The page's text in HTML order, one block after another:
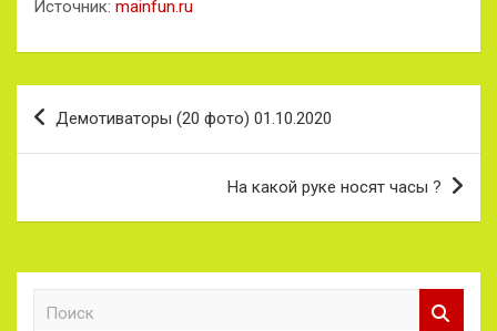
Источник: mainfun.ru
Навигация
по
Демотиваторы (20 фото) 01.10.2020
На какой руке носят часы ?